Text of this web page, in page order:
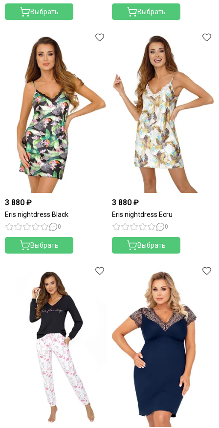
Выбрать Выбрать
3 880 ₽
Eris nightdress Black
0
Выбрать
3 880 ₽
Eris nightdress Ecru
0
Выбрать